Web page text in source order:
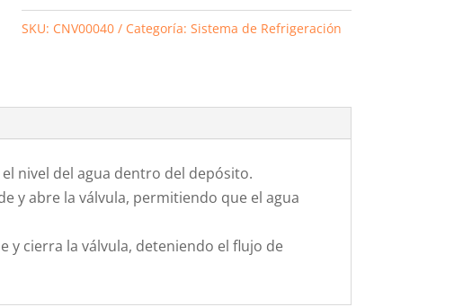
SKU: CNV00040 Categoría:Sistema de Refrigeración
nivel del agua dentro del depósito.
y abre la válvula, permitiendo que el agua
y cierra la válvula, deteniendo el flujo de